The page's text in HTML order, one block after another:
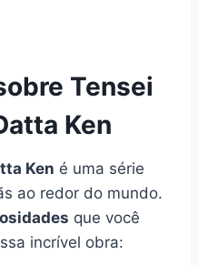
Tensei
Ken
Ken é uma série
ao redor do mundo.
que você
incrível obra: